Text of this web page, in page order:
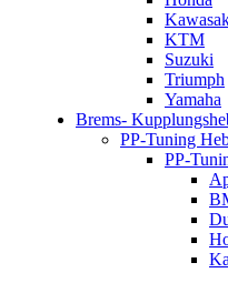
KTM
Suzuki
Triumph
Yamaha
Brems-
PP-Tuning
PP-